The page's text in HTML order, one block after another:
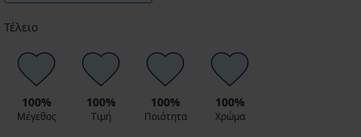
Τέλειο
100%
Μέγεθος
100%
Τιμή
100%
Ποιότητα
100%
Χρώμα